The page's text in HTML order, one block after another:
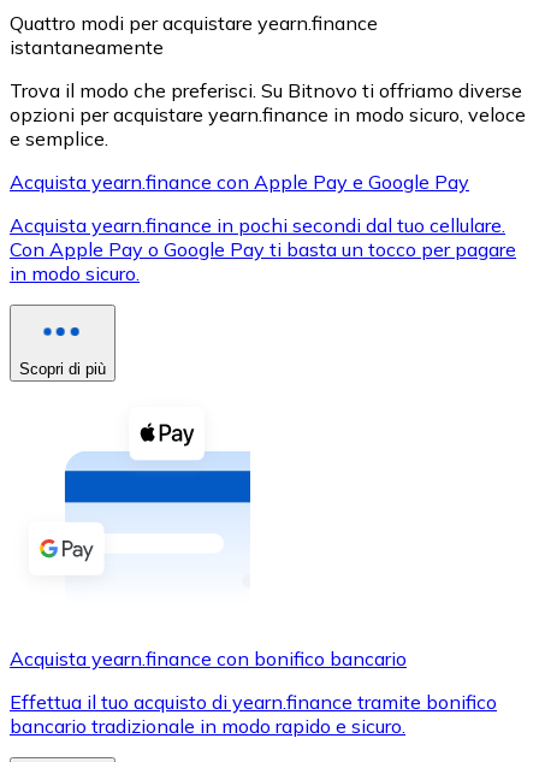
XRP
Acquista criptovalute in contanti e altri mezzi di
Bonifico SEPA
Aggiungi fondi al tuo conto Bitnovo o fai acquisti
Carta di credito / debito
Usa le carte Visa e Mastercard per acquistare
Acquista con carta
Quattro modi per acquistare yearn.finance
istantaneamente
Trova il modo che preferisci. Su Bitnovo ti offriamo diverse
opzioni per acquistare yearn.finance in modo sicuro, veloce
e semplice.
Acquista yearn.finance con Apple Pay e Google Pay
Acquista yearn.finance in pochi secondi dal tuo cellulare.
Con Apple Pay o Google Pay ti basta un tocco per pagare
in modo sicuro.
Scopri di più
Acquista yearn.finance con bonifico bancario
Effettua il tuo acquisto di yearn.finance tramite bonifico
bancario tradizionale in modo rapido e sicuro.